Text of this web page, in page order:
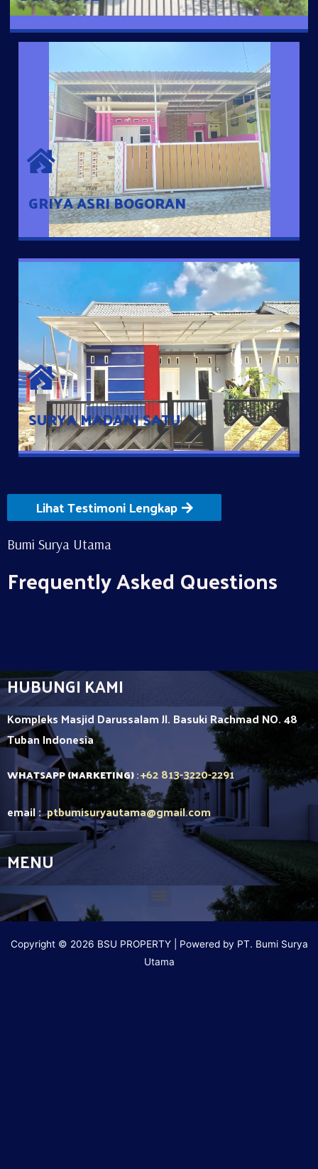
GRIYA ASRI BOGORAN
GRIYA ASRI BOGORAN
Desain Modern Minimalis dengan Konsep Rumah Pintar
Sehingga Memudahkan Penghuni mengakses rumahnya
dengan Ponsel
SURYA MADANI SATU
SURYA MADANI SATU
Satu-satunya Hunian nyaman dengan harga subsidi hanya 100
jutaan dengan lokasi strategis di Tuban
Lihat Testimoni Lengkap
Bumi Surya Utama
Frequently Asked Questions
HUBUNGI KAMI
Kompleks Masjid Darussalam Jl. Basuki Rachmad NO. 48
TubanIndonesia
WHATSAPP (MARKETING):+62 813-3220-2291
email :ptbumisuryautama@gmail.com
MENU
Copyright © 2026 BSU PROPERTY | Powered by PT. Bumi Surya
Utama